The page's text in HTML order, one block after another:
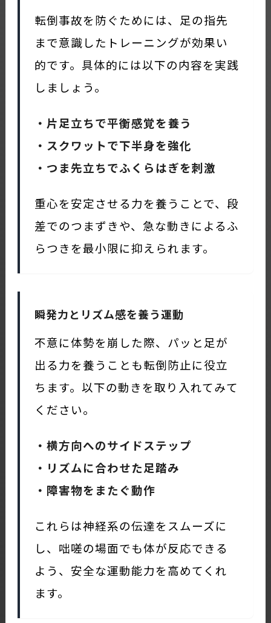
転倒事故を防ぐためには、足の指先
まで意識したトレーニングが効果い
的です。具体的には以下の内容を実践
しましょう。
・片足立ちで平衡感覚を養う
・スクワットで下半身を強化
・つま先立ちでふくらはぎを刺激
重心を安定させる力を養うことで、段
差でのつまずきや、急な動きによるふ
らつきを最小限に抑えられます。
瞬発力とリズム感を養う運動
不意に体勢を崩した際、パッと足が
出る力を養うことも転倒防止に役立
ちます。以下の動きを取り入れてみて
ください。
・横方向へのサイドステップ
・リズムに合わせた足踏み
・障害物をまたぐ動作
これらは神経系の伝達をスムーズに
し、咄嗟の場面でも体が反応できる
よう、安全な運動能力を高めてくれ
ます。